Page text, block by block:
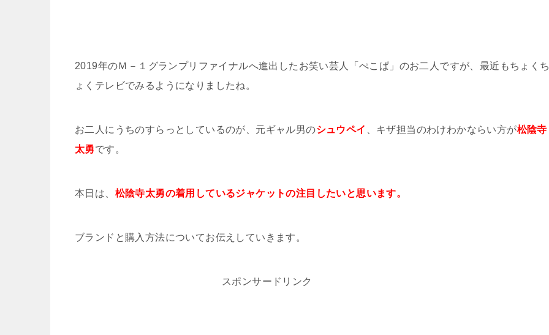
2019年のＭ－１グランプリファイナルへ進出したお笑い芸人「ぺこぱ」のお二人ですが、最近もちょくち
ょくテレビでみるようになりましたね。
お二人にうちのすらっとしているのが、元ギャル男のシュウペイ 、キザ担当のわけわかならい方が松陰寺
太勇です。
本日は、 松陰寺太勇の着用しているジャケットの注目したいと思います。
ブランドと購入方法についてお伝えしていきます。
スポンサードリンク